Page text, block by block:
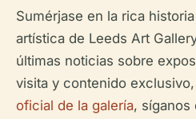
Sumérjase en la rica
artística de Leeds Art
últimas noticias sobre
visita y contenido
oficial de la galería, síganos